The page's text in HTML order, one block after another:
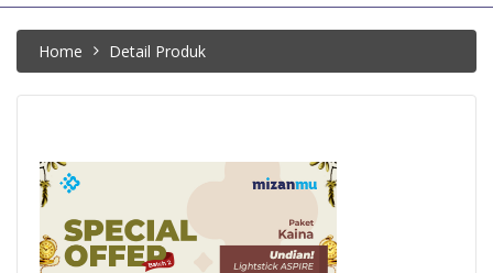
Home Detail Produk